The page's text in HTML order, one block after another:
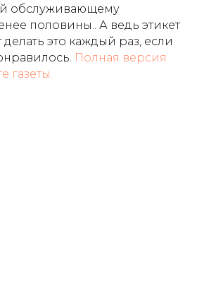
обслуживающему
половины.. А ведь этикет
это каждый раз, если
Полная версия
газеты.